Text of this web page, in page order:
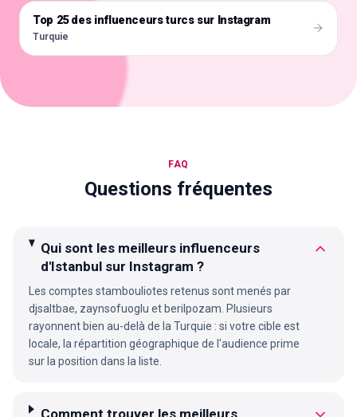
🇹🇷
Top 25 des influenceurs turcs sur Instagram
Turquie
FAQ
Questions fréquentes
Qui sont les meilleurs influenceurs
d'Istanbul sur Instagram ?
Les comptes stambouliotes retenus sont menés par
djsaltbae, zaynsofuoglu et berilpozam. Plusieurs
rayonnent bien au-delà de la Turquie : si votre cible est
locale, la répartition géographique de l'audience prime
sur la position dans la liste.
Comment trouver les meilleurs